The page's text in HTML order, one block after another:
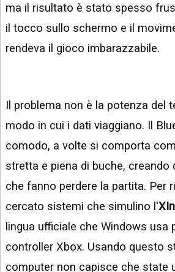
TECNOLOGIA
ma il risultato è stato spesso
il tocco sullo schermo e il
rendeva il gioco imbarazzabile.
Il problema non è la potenza del
modo in cui i dati viaggiano. Il
comodo, a volte si comporta
stretta e piena di buche, creando
che fanno perdere la partita. Per
cercato sistemi che simulino l'
lingua ufficiale che Windows usa
controller Xbox. Usando questo
computer non capisce che state